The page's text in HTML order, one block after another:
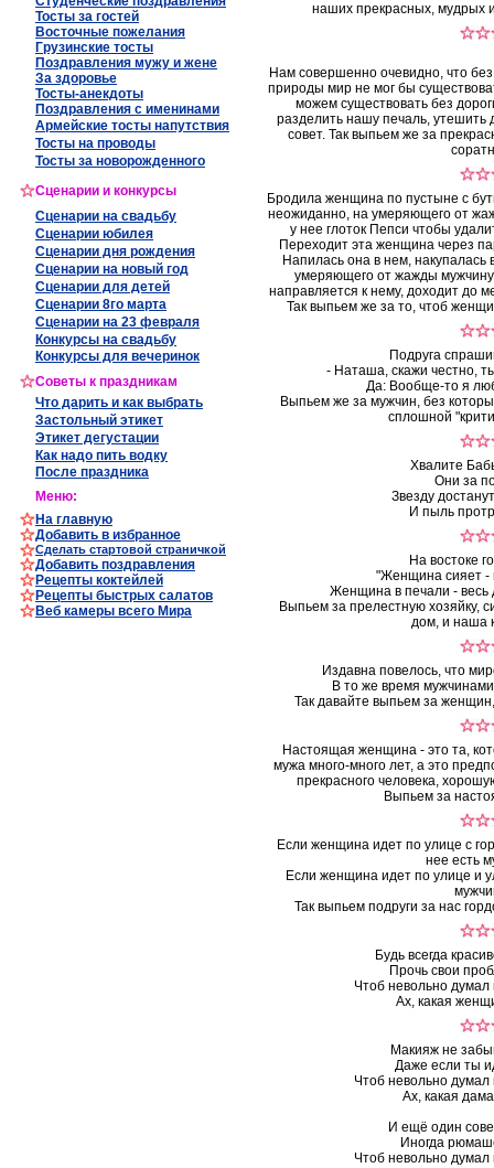
Тосты за гостей
Восточные пожелания
Грузинские тосты
Поздравления мужу и жене
За здоровье
Тосты-анекдоты
Поздравления с именинами
Армейские тосты напутствия
Тосты на проводы
Тосты за новорожденного
Сценарии и конкурсы
Сценарии на свадьбу
Сценарии юбилея
Сценарии дня рождения
Сценарии на новый год
Сценарии для детей
Сценарии 8го марта
Сценарии на 23 февраля
Конкурсы на свадьбу
Конкурсы для вечеринок
Советы к праздникам
Что дарить и как выбрать
Застольный этикет
Этикет дегустации
Как надо пить водку
После праздника
Меню:
На главную
Добавить в избранное
Сделать стартовой страничкой
Добавить поздравления
Рецепты коктейлей
Рецепты быстрых салатов
Веб камеры всего Мира
наших прекрасных, мудрых
Нам совершенно очевидно, что
природы мир не мог бы
можем существовать без
разделить нашу печаль,
совет. Так выпьем же за
Бродила женщина по пустыне с
неожиданно, на умеряющего от
у нее глоток Пепси чтобы
Переходит эта женщина через
Напилась она в нем, накупалась
умеряющего от жажды
направляется к нему, доходит до
Так выпьем же за то, чтоб
Подруга
- Наташа, скажи честно,
Да: Вообще-то я
Выпьем же за мужчин, без
сплошной
Хвалите
Они за
Звезду
И пыль
На востоке
"Женщина сияет -
Женщина в печали - весь
Выпьем за прелестную хозяйку,
дом, и наша
Издавна повелось, что
В то же время
Так давайте выпьем за
Настоящая женщина - это та,
мужа много-много лет, а это
прекрасного человека,
Выпьем за
Если женщина идет по улице с
нее есть
Если женщина идет по улице и
Так выпьем подруги за нас
Будь всегда
Прочь свои
Чтоб невольно
Ах, какая
Макияж не
Даже если ты
Чтоб невольно
Ах, какая
И ещё один
Иногда
Чтоб невольно